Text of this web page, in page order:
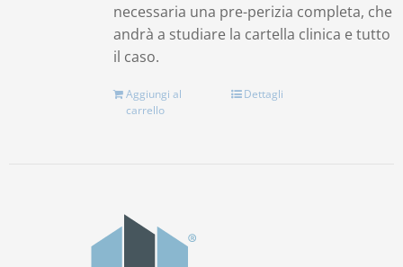
necessaria una pre-perizia completa, che
andrà a studiare la cartella clinica e tutto
il caso.
Aggiungi al
carrello
Dettagli